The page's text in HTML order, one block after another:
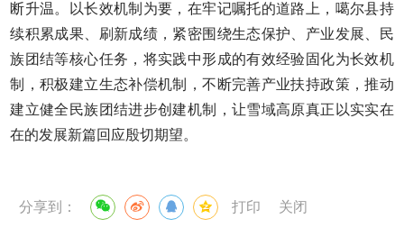
断升温。以长效机制为要，在牢记嘱托的道路上，噶尔县持
续积累成果、刷新成绩，紧密围绕生态保护、产业发展、民
族团结等核心任务，将实践中形成的有效经验固化为长效机
制，积极建立生态补偿机制，不断完善产业扶持政策，推动
建立健全民族团结进步创建机制，让雪域高原真正以实实在
在的发展新篇回应殷切期望。
分享到： 打印 关闭